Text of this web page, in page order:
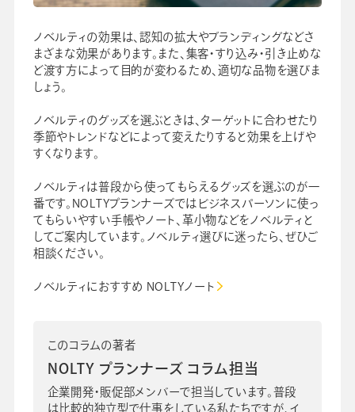
ノベルティの効果は、認知の拡大やブランディングなどさ
まざまな効果があります。また、集客・すり込み・引き止めな
ど渡す方によって目的が変わるため、適切な品物を選びま
しょう。
ノベルティのグッズを選ぶときは、ターゲットに合わせたり
季節やトレンドなどによって変えたりすると効果を上げや
すくなります。
ノベルティは普段から使ってもらえるグッズを選ぶのが一
番です。NOLTYプランナーズではビジネスパーソンに使っ
てもらいやすい手帳やノート、革小物などをノベルティと
してご案内しています。ノベルティ選びに迷ったら、ぜひご
相談ください。
ノベルティにおすすめ NOLTYノート
このコラムの著者
NOLTY プランナーズ コラム担当
企業開発・販促部メンバーで担当しています。普段
は比較的独立型で仕事をしている私たちですが、イ